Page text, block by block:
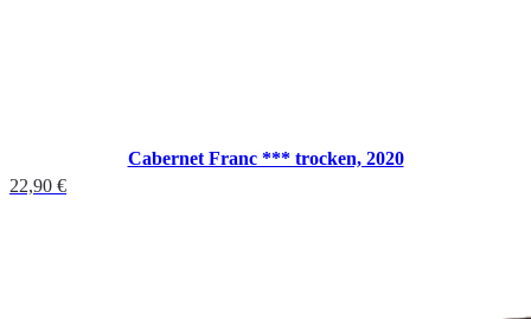
Cabernet Franc *** trocken, 2020
22,90 €